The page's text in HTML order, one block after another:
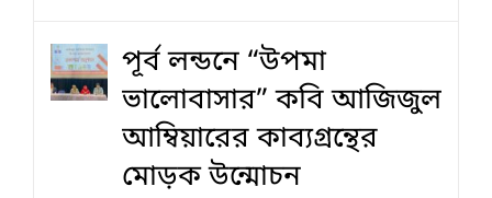
পূর্ব লন্ডনে “উপমা
ভালোবাসার” কবি আজিজুল
আম্বিয়ারের কাব্যগ্রন্থের
মোড়ক উন্মোচন